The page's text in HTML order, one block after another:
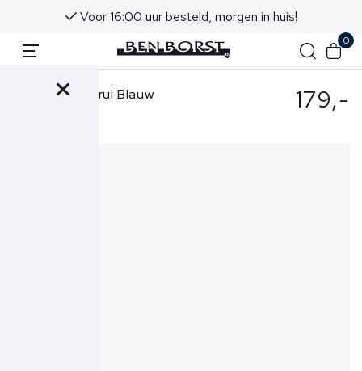
Voor 16:00 uur besteld, morgen in huis!
0
Gran Sasso Trui Blauw 179,-